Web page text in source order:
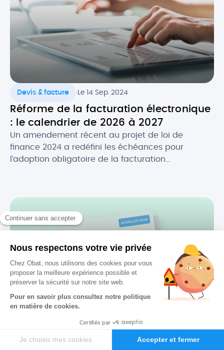
Devis & facture Le 14 Sep. 2024
Réforme de la facturation électronique
: le calendrier de 2026 à 2027
Un amendement récent au projet de loi de
finance 2024 a redéfini les échéances pour
l’adoption obligatoire de la facturation
entreprises en France s’appliquera désormais à
partir du 1er septembre 2026. Quel est […]
Devis .Le 23 Avr. 2022